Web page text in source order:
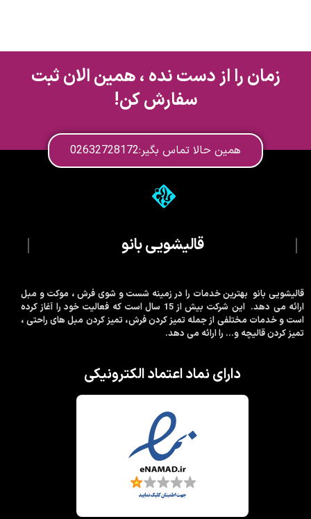
زمان را از دست نده ، همین الان ثبت
سفارش کن!
همین حالا تماس بگیر:02632728172
قالیشویی بانو
قالیشویی بانو بهترین خدمات را در زمینه شست و شوی فرش ، موکت و مبل
ارائه می دهد. این شرکت بیش از 15 سال است که فعالیت خود را آغاز کرده
است و خدمات مختلفی از جمله تمیز کردن فرش، تمیز کردن مبل های راحتی ،
تمیز کردن قالیچه و… را ارائه می دهد.
دارای نماد اعتماد الکترونیکی